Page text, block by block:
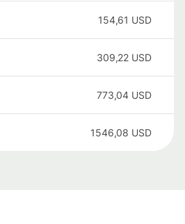
154,61 USD
309,22 USD
773,04 USD
1546,08 USD